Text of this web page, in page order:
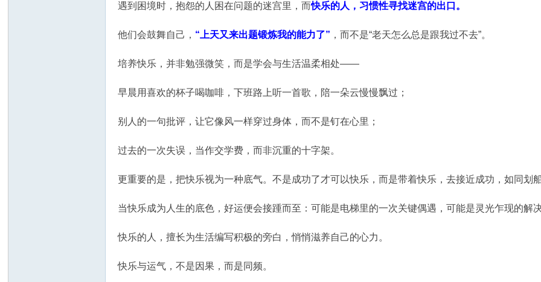
遇到困境时，抱怨的人困在问题的迷宫里，而快乐的人，习惯性寻找迷宫的出口。
他们会鼓舞自己， “上天又来出题锻炼我的能力了” ，而不是“老天怎么总是跟我过不去”。
培养快乐，并非勉强微笑，而是学会与生活温柔相处——
早晨用喜欢的杯子喝咖啡，下班路上听一首歌，陪一朵云慢慢飘过；
别人的一句批评，让它像风一样穿过身体，而不是钉在心里；
过去的一次失误，当作交学费，而非沉重的十字架。
更重要的是，把快乐视为一种底气。不是成功了才可以快乐，而是带着快乐，去接近成功，如同划
当快乐成为人生的底色，好运便会接踵而至：可能是电梯里的一次关键偶遇，可能是灵光乍现的解
快乐的人，擅长为生活编写积极的旁白，悄悄滋养自己的心力。
快乐与运气，不是因果，而是同频。